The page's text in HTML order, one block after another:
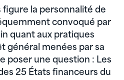
figure la personnalité de
convoqué par
quant aux pratiques
général menées par sa
poser une question : Les
25 États financeurs du